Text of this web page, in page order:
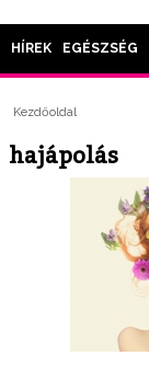
HÍREK EGÉSZSÉG
Kezdőoldal
hajápolás